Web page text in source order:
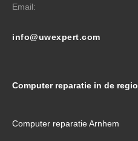
Email:
info@uwexpert.com
Computer reparatie in de regio
Computer reparatie Arnhem